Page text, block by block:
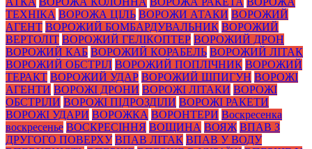
ТЕХНІКА ВОРОЖА ЦІЛЬ ВОРОЖИ АТАКИ ВОРОЖИЙ
АГЕНТ ВОРОЖИЙ БОМБАРДУВАЛЬНИК ВОРОЖИЙ
ВЕРТОЛІТ ВОРОЖИЙ ГЕЛІКОПТЕР ВОРОЖИЙ ДРОН
ВОРОЖИЙ КАБ ВОРОЖИЙ КОРАБЕЛЬ ВОРОЖИЙ ЛІТАК
ВОРОЖИЙ ОБСТРІЛ ВОРОЖИЙ ПОПЛІЧНИК ВОРОЖИЙ
ТЕРАКТ ВОРОЖИЙ УДАР ВОРОЖИЙ ШПИГУН ВОРОЖІ
АГЕНТИ ВОРОЖІ ДРОНИ ВОРОЖІ ЛІТАКИ ВОРОЖІ
ОБСТРІЛИ ВОРОЖІ ПІДРОЗДІЛИ ВОРОЖІ РАКЕТИ
ВОРОЖІ УДАРИ ВОРОЖКА ВОРОНТЕРИ Воскресенка
воскресенье ВОСКРЕСІННЯ ВОЩИНА ВОЯЖ ВПАВ З
ДРУГОГО ПОВЕРХУ ВПАВ ЛІТАК ВПАВ У ВОДУ